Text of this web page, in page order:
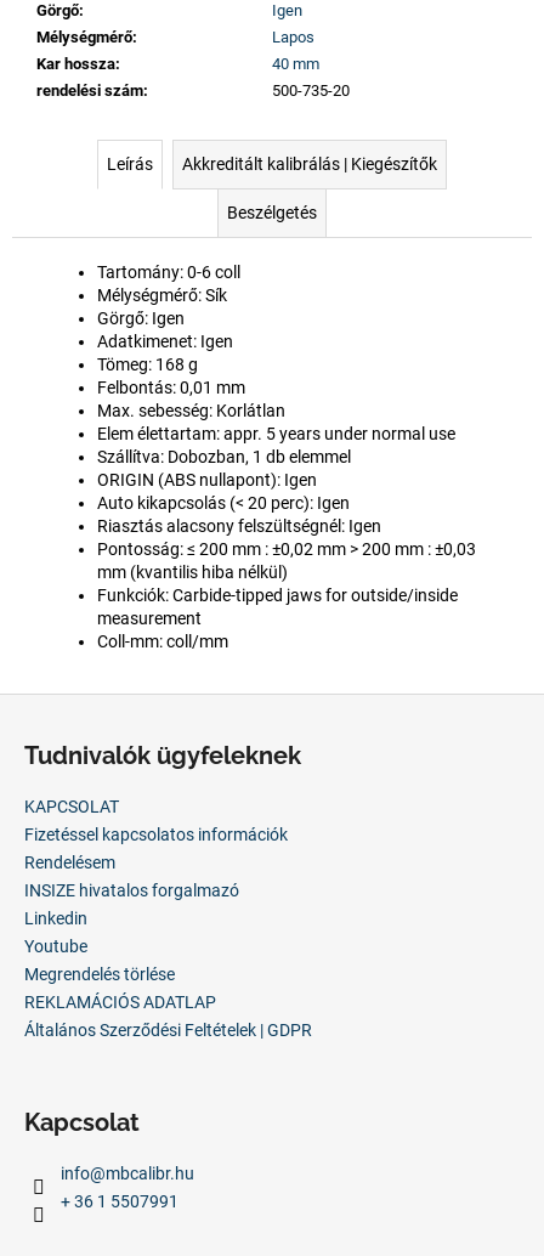
Görgő:
Igen
Mélységmérő:
Lapos
Kar hossza:
40 mm
rendelési szám: 500-735-20
Leírás Akkreditált kalibrálás | Kiegészítők
Beszélgetés
Tartomány: 0-6 coll
Mélységmérő: Sík
Görgő: Igen
Adatkimenet: Igen
Tömeg: 168 g
Felbontás: 0,01 mm
Max. sebesség: Korlátlan
Elem élettartam: appr. 5 years under normal use
Szállítva: Dobozban, 1 db elemmel
ORIGIN (ABS nullapont): Igen
Auto kikapcsolás (< 20 perc): Igen
Riasztás alacsony felszültségnél: Igen
Pontosság: ≤ 200 mm : ±0,02 mm > 200 mm : ±0,03
mm (kvantilis hiba nélkül)
Funkciók:Carbide-tipped jaws for outside/inside
measurement
Coll-mm: coll/mm
Tudnivalók ügyfeleknek
KAPCSOLAT
Fizetéssel kapcsolatos információk
Rendelésem
INSIZE hivatalos forgalmazó
Linkedin
Youtube
Megrendelés törlése
REKLAMÁCIÓS ADATLAP
Általános Szerződési Feltételek | GDPR
Kapcsolat
info@mbcalibr.hu
+ 36 1 5507991